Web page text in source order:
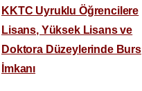
KKTC Uyruklu Öğrencilere
Lisans, Yüksek Lisans ve
Doktora Düzeylerinde Burs
İmkanı